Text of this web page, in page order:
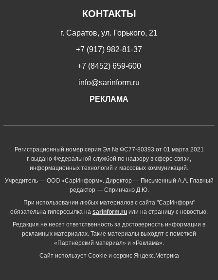
КОНТАКТЫ
г. Саратов, ул. Горького, 21
+7 (917) 982-81-37
+7 (8452) 659-600
info@sarinform.ru
РЕКЛАМА
Регистрационный номер серия Эл № ФС77-80393 от 01 марта 2021
г. выдано Федеральной службой по надзору в сфере связи,
информационных технологий и массовых коммуникаций.
Учредитель — ООО «СарИнформ». Директор — Письменный А.А. Главный
редактор — Спринчанэ Д.Ю.
При использовании любых материалов с сайта "СарИнформ"
обязательна гиперссылка на sarinform.ru или на страницу с новостью.
Редакция не несет ответственность за достоверность информации в
рекламных материалах. Такие материалы выходят с пометкой
«Партнёрский материал» и «Реклама».
Сайт использует Cookie и сервиc Яндекс.Метрика